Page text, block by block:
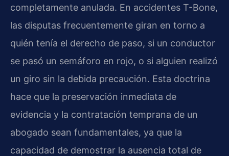
completamente anulada. En accidentes T-Bone,
las disputas frecuentemente giran en torno a
quién tenía el derecho de paso, si un conductor
se pasó un semáforo en rojo, o si alguien realizó
un giro sin la debida precaución. Esta doctrina
hace que la preservación inmediata de
evidencia y la contratación temprana de un
abogado sean fundamentales, ya que la
capacidad de demostrar la ausencia total de